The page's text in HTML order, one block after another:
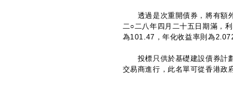
透過是次重開債券，將有額外
二○二八年四月二十五日期滿，
為101.47，年化收益率則為
投標只供於基礎建設債券計劃
交易商進行，此名單可從香港政